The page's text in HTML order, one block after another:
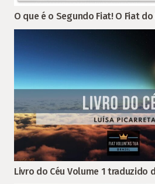
O que é o Segundo Fiat! O Fiat
Livro do Céu Volume 1 traduzido